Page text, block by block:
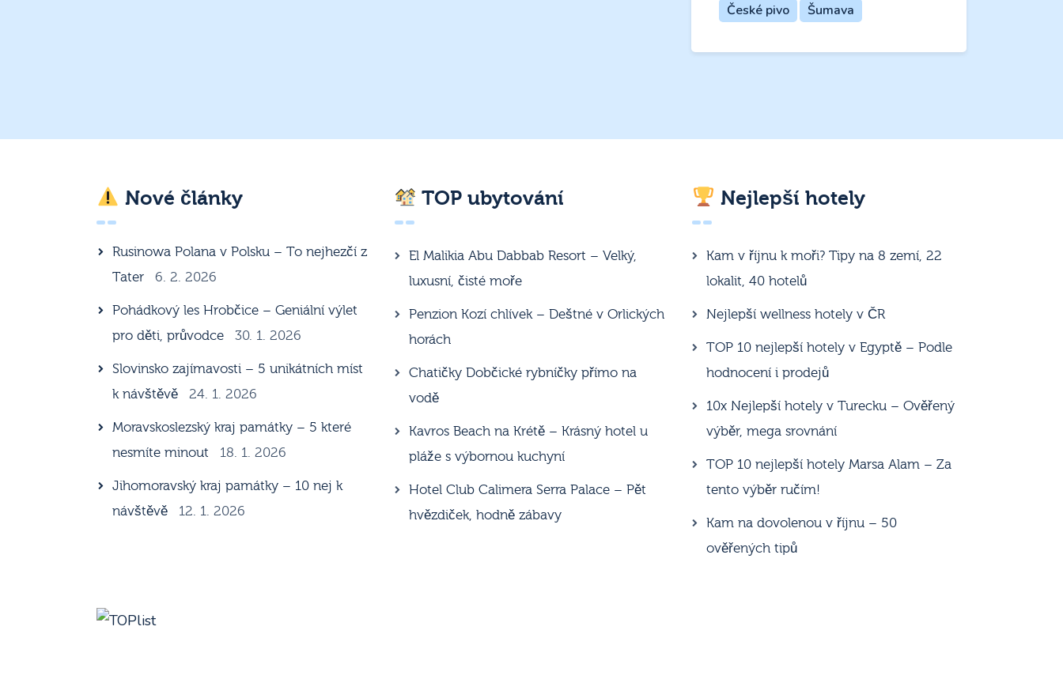
České pivo
Šumava
Nové články
Rusinowa Polana v Polsku – To nejhezčí z
Tater
6. 2. 2026
Pohádkový les Hrobčice – Geniální výlet
pro děti, průvodce
30. 1. 2026
Slovinsko zajímavosti – 5 unikátních míst
k návštěvě
24. 1. 2026
Moravskoslezský kraj památky – 5 které
nesmíte minout
18. 1. 2026
Jihomoravský kraj památky – 10 nej k
návštěvě
12. 1. 2026
TOP ubytování
El Malikia Abu Dabbab Resort – Velký,
luxusní, čisté moře
Penzion Kozí chlívek – Deštné v Orlických
horách
Chatičky Dobčické rybníčky přímo na
vodě
Kavros Beach na Krétě – Krásný hotel u
pláže s výbornou kuchyní
Hotel Club Calimera Serra Palace – Pět
hvězdiček, hodně zábavy
Nejlepší hotely
Kam v říjnu k moři? Tipy na 8 zemí, 22
lokalit, 40 hotelů
Nejlepší wellness hotely v ČR
TOP 10 nejlepší hotely v Egyptě – Podle
hodnocení i prodejů
10x Nejlepší hotely v Turecku – Ověřený
výběr, mega srovnání
TOP 10 nejlepší hotely Marsa Alam – Za
tento výběr ručím!
Kam na dovolenou v říjnu – 50
ověřených tipů